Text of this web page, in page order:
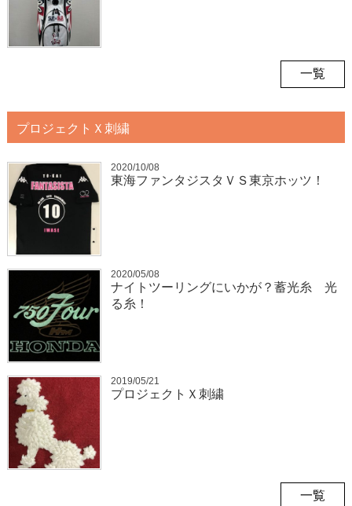
一覧
プロジェクトＸ刺繍
2020/10/08
東海ファンタジスタＶＳ東京ホッツ！
2020/05/08
ナイトツーリングにいかが？蓄光糸 光
る糸！
2019/05/21
プロジェクトＸ刺繍
一覧